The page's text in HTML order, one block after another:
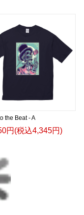
the Beat - A
円(税込4,345円)